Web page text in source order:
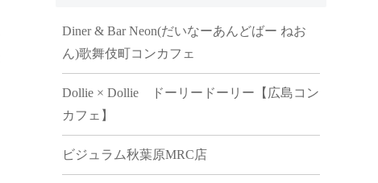
Diner & Bar Neon(だいなーあんどばー ねお
ん)歌舞伎町コンカフェ
Dollie × Dollie ドーリードーリー【広島コン
カフェ】
ビジュラム秋葉原MRC店